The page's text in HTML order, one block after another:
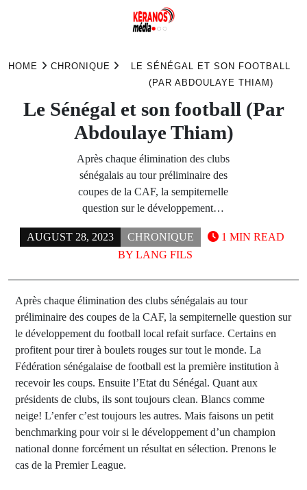
HOME CHRONIQUE
LE SÉNÉGAL ET SON FOOTBALL
(PAR ABDOULAYE THIAM)
Le Sénégal et son football (Par
Abdoulaye Thiam)
Après chaque élimination des clubs
sénégalais au tour préliminaire des
coupes de la CAF, la sempiternelle
question sur le développement…
AUGUST 28, 2023
CHRONIQUE
BY LANG FILS
1 MIN READ
Après chaque élimination des clubs sénégalais au tour
préliminaire des coupes de la CAF, la sempiternelle question sur
le développement du football local refait surface. Certains en
profitent pour tirer à boulets rouges sur tout le monde. La
Fédération sénégalaise de football est la première institution à
recevoir les coups. Ensuite l’Etat du Sénégal. Quant aux
présidents de clubs, ils sont toujours clean. Blancs comme
neige! L’enfer c’est toujours les autres. Mais faisons un petit
benchmarking pour voir si le développement d’un champion
national donne forcément un résultat en sélection. Prenons le
cas de la Premier League.